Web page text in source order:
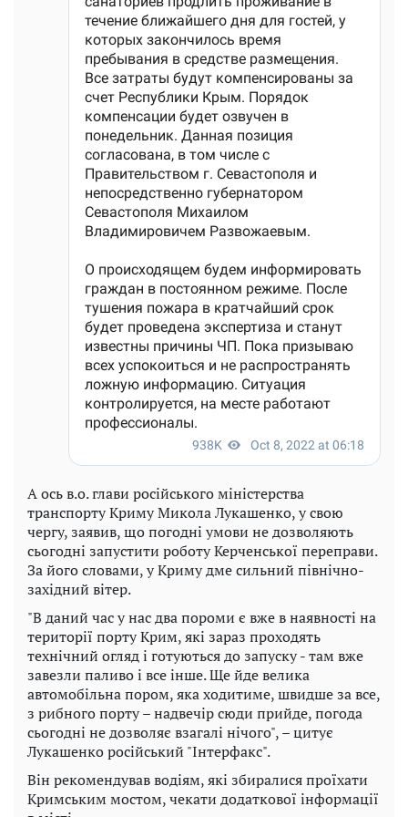
А ось в.о. глави російського міністерства
транспорту Криму Микола Лукашенко, у свою
чергу, заявив, що погодні умови не дозволяють
сьогодні запустити роботу Керченської переправи.
За його словами, у Криму дме сильний північно-
західний вітер.
"В даний час у нас два пороми є вже в наявності на
території порту Крим, які зараз проходять
технічний огляд і готуються до запуску - там вже
завезли паливо і все інше. Ще йде велика
автомобільна пором, яка ходитиме, швидше за все,
з рибного порту – надвечір сюди прийде, погода
сьогодні не дозволяє взагалі нічого", – цитує
Лукашенко російський "Інтерфакс".
Він рекомендував водіям, які збиралися проїхати
Кримським мостом, чекати додаткової інформації